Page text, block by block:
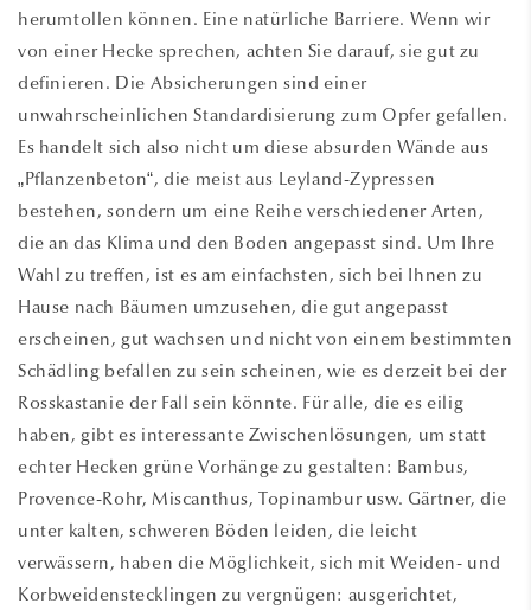
herumtollen können. Eine natürliche Barriere. Wenn wir
von einer Hecke sprechen, achten Sie darauf, sie gut zu
definieren. Die Absicherungen sind einer
unwahrscheinlichen Standardisierung zum Opfer gefallen.
Es handelt sich also nicht um diese absurden Wände aus
„Pflanzenbeton“, die meist aus Leyland-Zypressen
bestehen, sondern um eine Reihe verschiedener Arten,
die an das Klima und den Boden angepasst sind. Um Ihre
Wahl zu treffen, ist es am einfachsten, sich bei Ihnen zu
Hause nach Bäumen umzusehen, die gut angepasst
erscheinen, gut wachsen und nicht von einem bestimmten
Schädling befallen zu sein scheinen, wie es derzeit bei der
Rosskastanie der Fall sein könnte. Für alle, die es eilig
haben, gibt es interessante Zwischenlösungen, um statt
echter Hecken grüne Vorhänge zu gestalten: Bambus,
Provence-Rohr, Miscanthus, Topinambur usw. Gärtner, die
unter kalten, schweren Böden leiden, die leicht
verwässern, haben die Möglichkeit, sich mit Weiden- und
Korbweidenstecklingen zu vergnügen: ausgerichtet,